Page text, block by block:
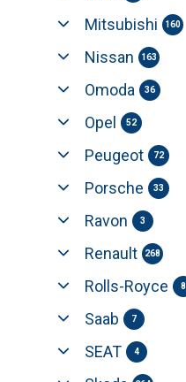
Mitsubishi 160
Nissan 163
Omoda 36
Opel 52
Peugeot 72
Porsche 33
Ravon 3
Renault 268
Rolls-Royce 8
Saab 7
SEAT 4